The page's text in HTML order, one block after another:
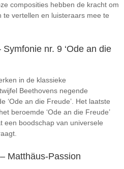
composities hebben de kracht om
vertellen en luisteraars mee te
nr. 9 ‘Ode an die
in de klassieke
Beethovens negende
‘Ode an die Freude’. Het laatste
beroemde ‘Ode an die Freude’
een boodschap van universele
Matthäus-Passion